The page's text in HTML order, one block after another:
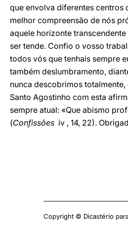
que envolva diferentes centros
melhor compreensão de nós
aquele horizonte
ser tende. Confio o vosso
todos vós que tenhais sempre
também deslumbramento,
nunca descobrimos
Santo Agostinho com esta
sempre atual: «Que abismo
(Confissões iv , 14, 22).
Copyright © Dicastério